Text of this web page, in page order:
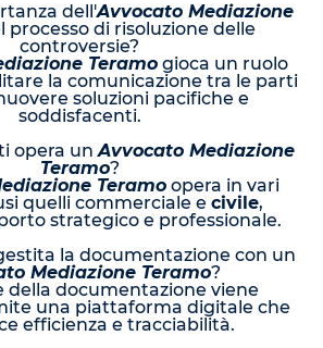
dell'Avvocato Mediazione
processo di risoluzione delle
controversie?
Teramogioca un ruolo
la comunicazione tra le parti
soluzioni pacifiche e
soddisfacenti.
opera unAvvocato Mediazione
Teramo?
Teramoopera in vari
quelli commerciale e civile,
strategico e professionale.
la documentazione con un
Mediazione Teramo?
della documentazione viene
una piattaforma digitale che
efficienza e tracciabilità.